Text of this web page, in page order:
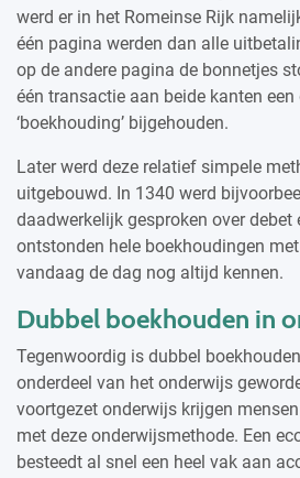
werd er in het Romeinse Rijk
één pagina werden dan alle
op de andere pagina de bonnetjes
één transactie aan beide kanten
‘boekhouding’ bijgehouden.
Later werd deze relatief simpele
uitgebouwd. In 1340 werd
daadwerkelijk gesproken over debet
ontstonden hele boekhoudingen
vandaag de dag nog altijd kennen.
Dubbel boekhouden in
Tegenwoordig is dubbel
onderdeel van het onderwijs
voortgezet onderwijs krijgen
met deze onderwijsmethode. Een
besteedt al snel een heel vak aan